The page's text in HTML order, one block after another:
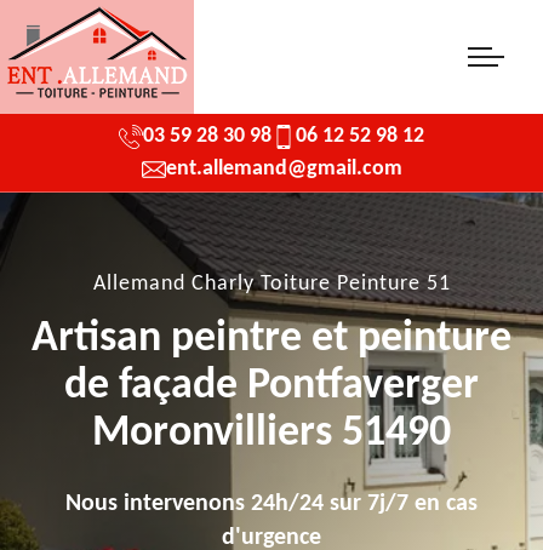
03 59 28 30 98
06 12 52 98 12
ent.allemand@gmail.com
Allemand Charly Toiture Peinture 51
Artisan peintre et peinture
de façade Pontfaverger
Moronvilliers 51490
Nous intervenons 24h/24 sur 7j/7 en cas
d'urgence